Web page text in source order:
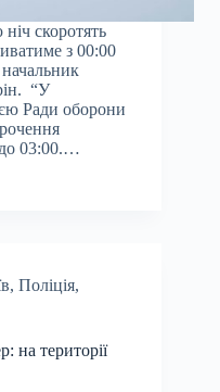
скоротять
з 00:00
“У
Ради оборони
до 03:00.…
, Поліція,
на території